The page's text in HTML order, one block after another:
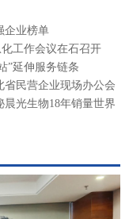
企业榜单
工作会议在石召开
”延伸服务链条
民营企业现场办公会
光生物18年销量世界